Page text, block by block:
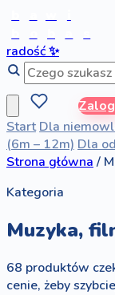
radość✨
Start Dla
(6m – 12m) Dla
Strona główna /
Kategoria
Muzyka,
68 produktów
cenie, żeby